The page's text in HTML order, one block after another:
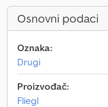
Osnovni podaci
Oznaka:
Drugi
Proizvođač:
Fliegl